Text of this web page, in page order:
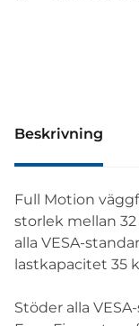
Beskrivning
Full Motion
storlek mellan 32
alla VESA-
lastkapacitet 35
Stöder alla